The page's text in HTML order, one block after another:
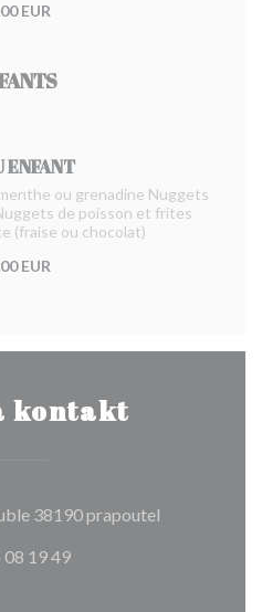
EUR
ENFANT
ou grenadine Nuggets
de poisson et frites
(fraise ou chocolat)
EUR
kontakt
38190 prapoutel
08 19 49